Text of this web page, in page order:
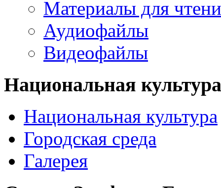
Материалы для
Аудиофайлы
Видеофайлы
Национальная культура
Национальная культура
Городская среда
Галерея